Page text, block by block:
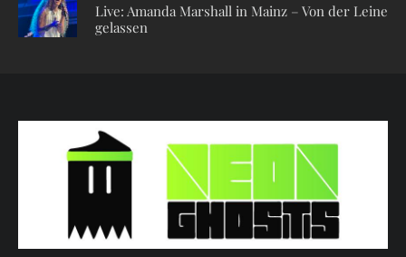
Live: Amanda Marshall in Mainz – Von der Leine
gelassen